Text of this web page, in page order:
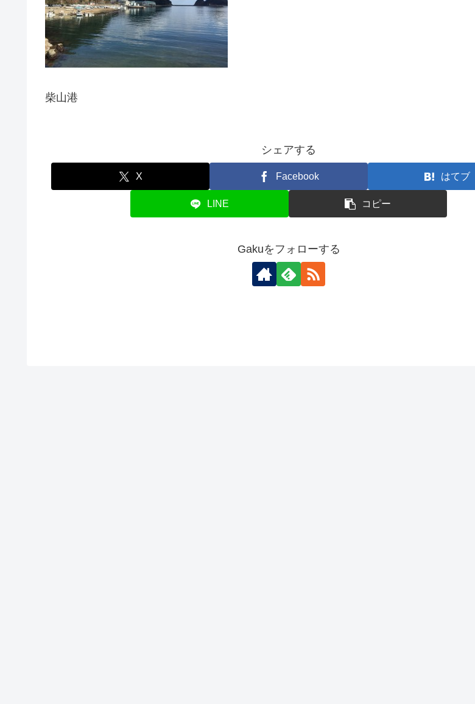
柴山港
シェアする
X Facebook はてブ
LINE コピー
Gakuをフォローする